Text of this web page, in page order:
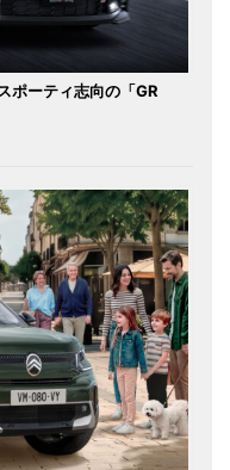
ポーティ志向の「GR